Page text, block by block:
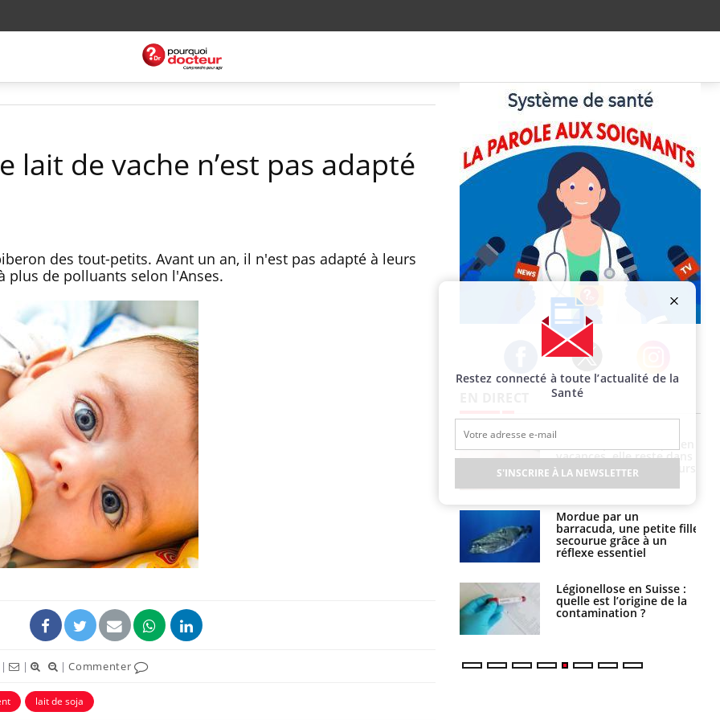
lait de vache n’est pas adapté
des tout-petits. Avant un an, il n'est pas adapté à leurs
plus de polluants selon l'Anses.
| | |Commenter
lait de soja
Facebook Twitter Instagram
Pourquoi votre ventre
gâche-t-il les premiers
jours de vos vacances ?
Fortes chaleurs :
pourquoi le risque de
noyade grimpe-t-il ?
cancer ?
vacances, elle reste dans
le coma pendant 42 jours
Mordue par un
barracuda, une petite fille
secourue grâce à un
réflexe essentiel
Légionellose en Suisse :
quelle est l’origine de la
contamination ?
Restez connecté à toute l’actualité de la
Santé
S'INSCRIRE À LA NEWSLETTER